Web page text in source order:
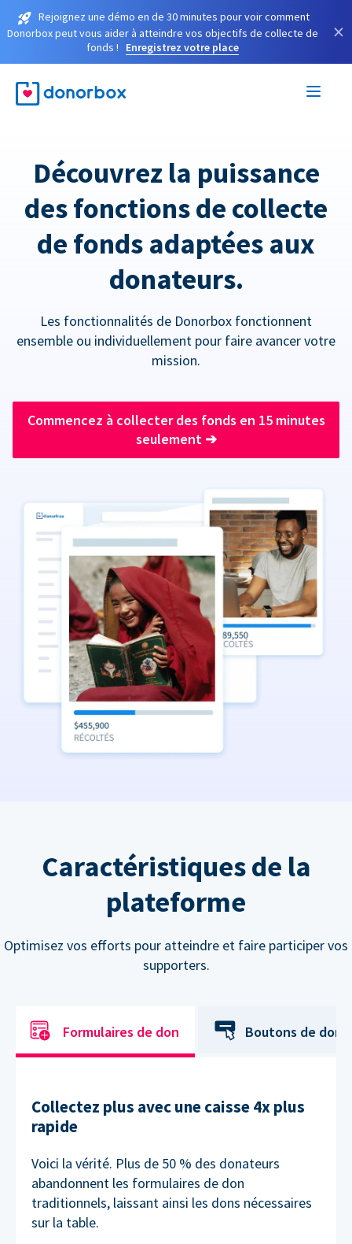
Rejoignez une démo en de 30 minutes pour voir comment
Donorbox peut vous aider à atteindre vos objectifs de collecte de
fonds !
Enregistrez votre place
×
Découvrez la puissance
des fonctions de collecte
de fonds adaptées aux
donateurs.
Les fonctionnalités de Donorbox fonctionnent
ensemble ou individuellement pour faire avancer votre
mission.
Commencez à collecter des fonds en 15 minutes
seulement ➔
Caractéristiques de la
plateforme
Optimisez vos efforts pour atteindre et faire participer vos
supporters.
Formulaires de don Boutons de don
Collectez plus avec une caisse 4x plus
rapide
Voici la vérité. Plus de 50 % des donateurs
abandonnent les formulaires de don
traditionnels, laissant ainsi les dons nécessaires
sur la table.